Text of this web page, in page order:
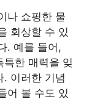
나 쇼핑한 물
회상할 수 있
. 예를 들어,
특한 매력을 잊
. 이러한 기념
어 볼 수도 있